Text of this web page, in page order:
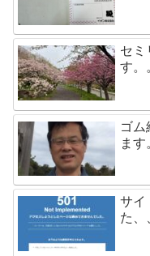
セミ
す。
ゴム
ます
サイ
た、